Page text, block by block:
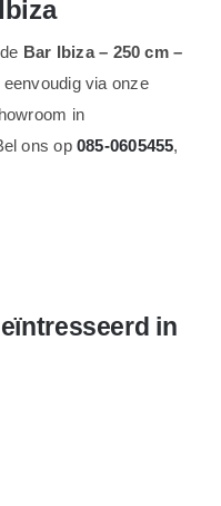
Bar Ibiza – 250 cm –
via onze
in
ons op 085-0605455,
in